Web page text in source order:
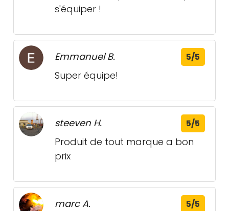
s'équiper !
Emmanuel B. 5/5
Super équipe!
steeven H. 5/5
Produit de tout marque a bon
prix
marc A. 5/5